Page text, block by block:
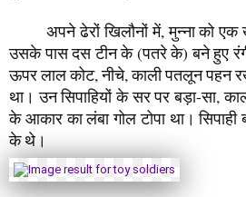
अपने ढेरों खिलौनों में, मुन्ना को एक
उसके पास दस टीन के (पतरे के) बने हुए
ऊपर लाल कोट, नीचे, काली पतलून पहन
था। उन सिपाहियों के सर पर बड़ा-सा,
के आकार का लंबा गोल टोपा था।
के थे।